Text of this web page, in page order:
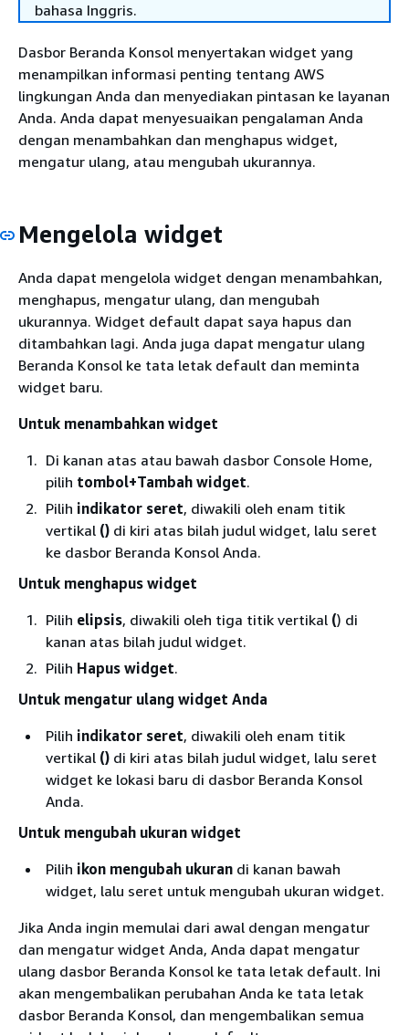
bahasa Inggris.
Dasbor Beranda Konsol menyertakan widget yang
menampilkan informasi penting tentang AWS
lingkungan Anda dan menyediakan pintasan ke layanan
Anda. Anda dapat menyesuaikan pengalaman Anda
dengan menambahkan dan menghapus widget,
mengatur ulang, atau mengubah ukurannya.
Mengelola widget
Anda dapat mengelola widget dengan menambahkan,
menghapus, mengatur ulang, dan mengubah
ukurannya. Widget default dapat saya hapus dan
ditambahkan lagi. Anda juga dapat mengatur ulang
Beranda Konsol ke tata letak default dan meminta
widget baru.
Untuk menambahkan widget
Di kanan atas atau bawah dasbor Console Home,
pilih tombol+Tambah widget.
Pilih indikator seret, diwakili oleh enam titik
vertikal () di kiri atas bilah judul widget, lalu seret
ke dasbor Beranda Konsol Anda.
Untuk menghapus widget
Pilih elipsis, diwakili oleh tiga titik vertikal () di
kanan atas bilah judul widget.
Pilih Hapus widget.
Untuk mengatur ulang widget Anda
Pilih indikator seret, diwakili oleh enam titik
vertikal () di kiri atas bilah judul widget, lalu seret
widget ke lokasi baru di dasbor Beranda Konsol
Anda.
Untuk mengubah ukuran widget
Pilih ikon mengubah ukuran di kanan bawah
widget, lalu seret untuk mengubah ukuran widget.
Jika Anda ingin memulai dari awal dengan mengatur
dan mengatur widget Anda, Anda dapat mengatur
ulang dasbor Beranda Konsol ke tata letak default. Ini
akan mengembalikan perubahan Anda ke tata letak
dasbor Beranda Konsol, dan mengembalikan semua